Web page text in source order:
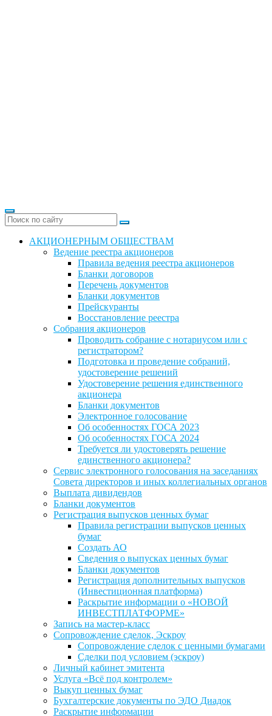
АКЦИОНЕРНЫМ ОБЩЕСТВАМ
Ведение реестра акционеров
Правила ведения реестра акционеров
Бланки договоров
Перечень документов
Бланки документов
Прейскуранты
Восстановление реестра
Собрания акционеров
Проводить собрание с нотариусом или с
регистратором?
Подготовка и проведение собраний,
удостоверение решений
Удостоверение решения единственного
акционера
Бланки документов
Электронное голосование
Об особенностях ГОСА 2023
Об особенностях ГОСА 2024
Требуется ли удостоверять решение
единственного акционера?
Сервис электронного голосования на заседаниях
Совета директоров и иных коллегиальных органов
Выплата дивидендов
Бланки документов
Регистрация выпусков ценных бумаг
Правила регистрации выпусков ценных
бумаг
Создать АО
Сведения о выпусках ценных бумаг
Бланки документов
Регистрация дополнительных выпусков
(Инвестиционная платформа)
Раскрытие информации о «НОВОЙ
ИНВЕСТПЛАТФОРМЕ»
Запись на мастер-класс
Сопровождение сделок, Эскроу
Сопровождение сделок с ценными бумагами
Сделки под условием (эскроу)
Личный кабинет эмитента
Услуга «Всё под контролем»
Выкуп ценных бумаг
Бухгалтерские документы по ЭДО Диадок
Раскрытие информации